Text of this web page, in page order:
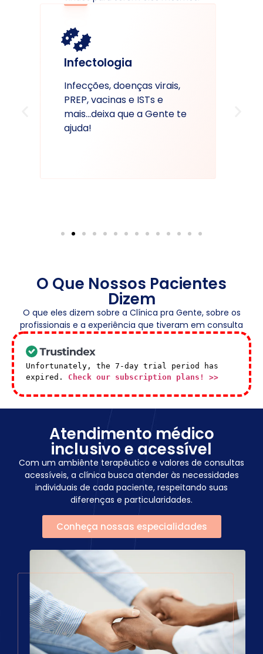
Infectologia
Infecções, doenças virais,
PREP, vacinas e ISTs e
mais...deixa que a Gente te
O Que Nossos Pacientes
Dizem
O que eles dizem sobre a Clínica pra Gente, sobre os
profissionais e a experiência que tiveram em consulta
Unfortunately, the 7-day trial period has
expired. Check our subscription plans! >>
Atendimento médico
inclusivo e acessível
Com um ambiênte terapêutico e valores de consultas
acessíveis, a clínica busca atender às necessidades
individuais de cada paciente, respeitando suas
diferenças e particularidades.
Conheça nossas especialidades